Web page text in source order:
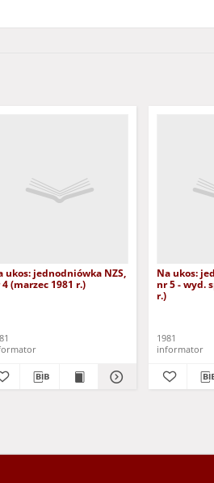
ukos: jednodniówka NZS,
(marzec 1981 r.)
Na ukos:
nr 5 - wyd.
r.)
1981
informator